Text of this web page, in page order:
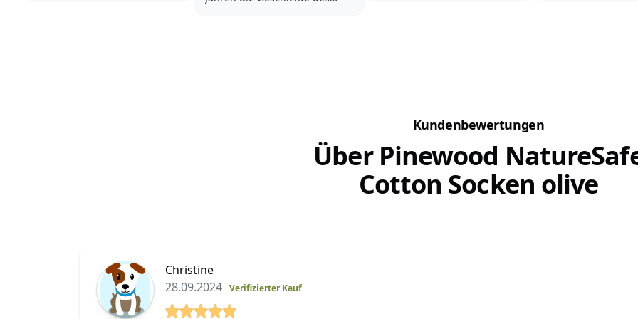
Kundenbewertungen
Über Pinewood
Cotton Socken olive
Christine
28.09.2024 Verifizierter Kauf